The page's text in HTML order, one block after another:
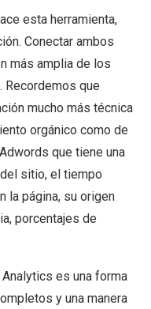
esta herramienta,
Conectar ambos
más amplia de los
Recordemos que
mucho más técnica
orgánico como de
que tiene una
sitio, el tiempo
la página, su origen
porcentajes de
es una forma
y una manera